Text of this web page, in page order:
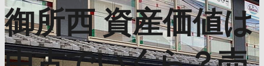
御所西 資産価値は